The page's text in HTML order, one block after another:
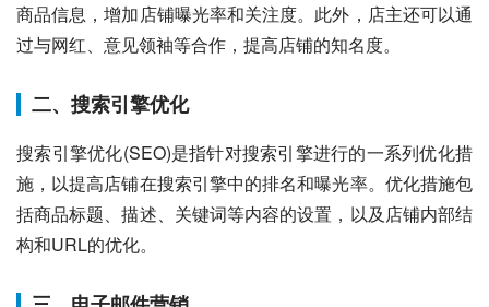
商品信息，增加店铺曝光率和关注度。此外，店主还可以通
过与网红、意见领袖等合作，提高店铺的知名度。
二、搜索引擎优化
搜索引擎优化(SEO)是指针对搜索引擎进行的一系列优化措
施，以提高店铺在搜索引擎中的排名和曝光率。优化措施包
括商品标题、描述、关键词等内容的设置，以及店铺内部结
构和URL的优化。